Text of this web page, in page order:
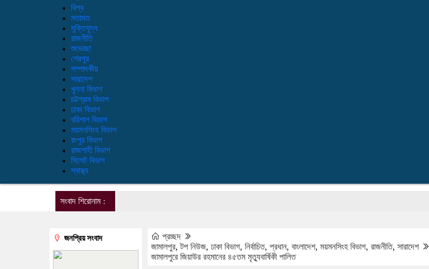
বিশ্ব
মতামত
মুক্তিযুদ্ধ
রাজনীতি
শুভেচ্ছা
শেরপুর
সম্পাদকীয়
সারাদেশ
খুলনা বিভাগ
চট্টগ্রাম বিভাগ
ঢাকা বিভাগ
বরিশাল বিভাগ
ময়মনসিংহ বিভাগ
রংপুর বিভাগ
রাজশাহী বিভাগ
সিলেট বিভাগ
স্বাস্থ্য
সংবাদ শিরোনাম :
প্রচ্ছদ
জামালপুর,টপ নিউজ, ঢাকা বিভাগ, নির্বাচিত, প্রধান, বাংলাদেশ, ময়মনসিংহ বিভাগ, রাজনীতি, সারাদেশ
জামালপুরে জিয়াউর রহমানের ৪৫তম মৃত্যুবার্ষিকী পালিত
জনপ্রিয় সংবাদ